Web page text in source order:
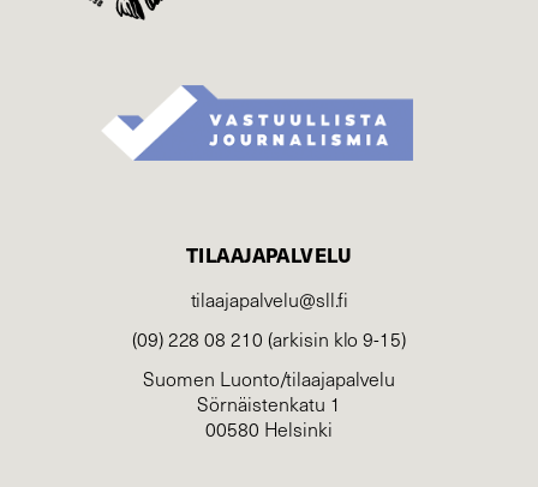
TILAAJAPALVELU
tilaajapalvelu@sll.fi
(09) 228 08 210 (arkisin klo 9-15)
Suomen Luonto/tilaajapalvelu
Sörnäistenkatu 1
00580 Helsinki